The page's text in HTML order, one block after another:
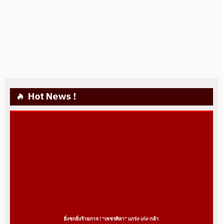
Hot News !
ยิ่งชกยิ่งร้ายกาจ ! “เพชรศิลา” แกร่ง-เก่ง-กล้า